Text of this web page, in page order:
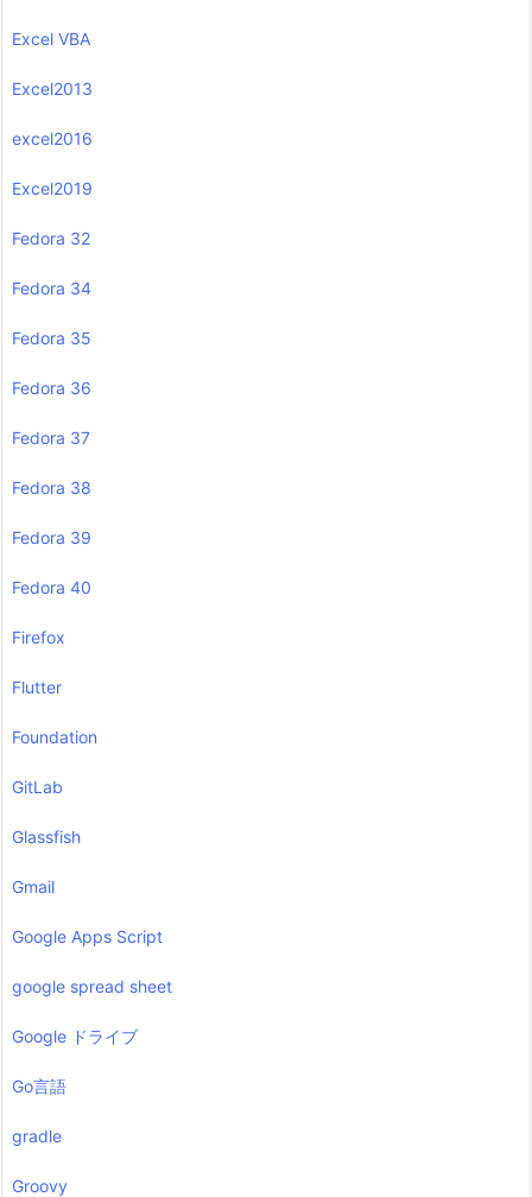
Excel VBA
Excel2013
excel2016
Excel2019
Fedora 32
Fedora 34
Fedora 35
Fedora 36
Fedora 37
Fedora 38
Fedora 39
Fedora 40
Firefox
Flutter
Foundation
GitLab
Glassfish
Gmail
Google Apps Script
google spread sheet
Google ドライブ
Go言語
gradle
Groovy